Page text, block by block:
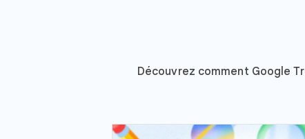
Découvrez comment Google